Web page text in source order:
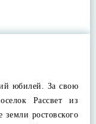
юбилей. За свою
Рассвет из
земли ростовского